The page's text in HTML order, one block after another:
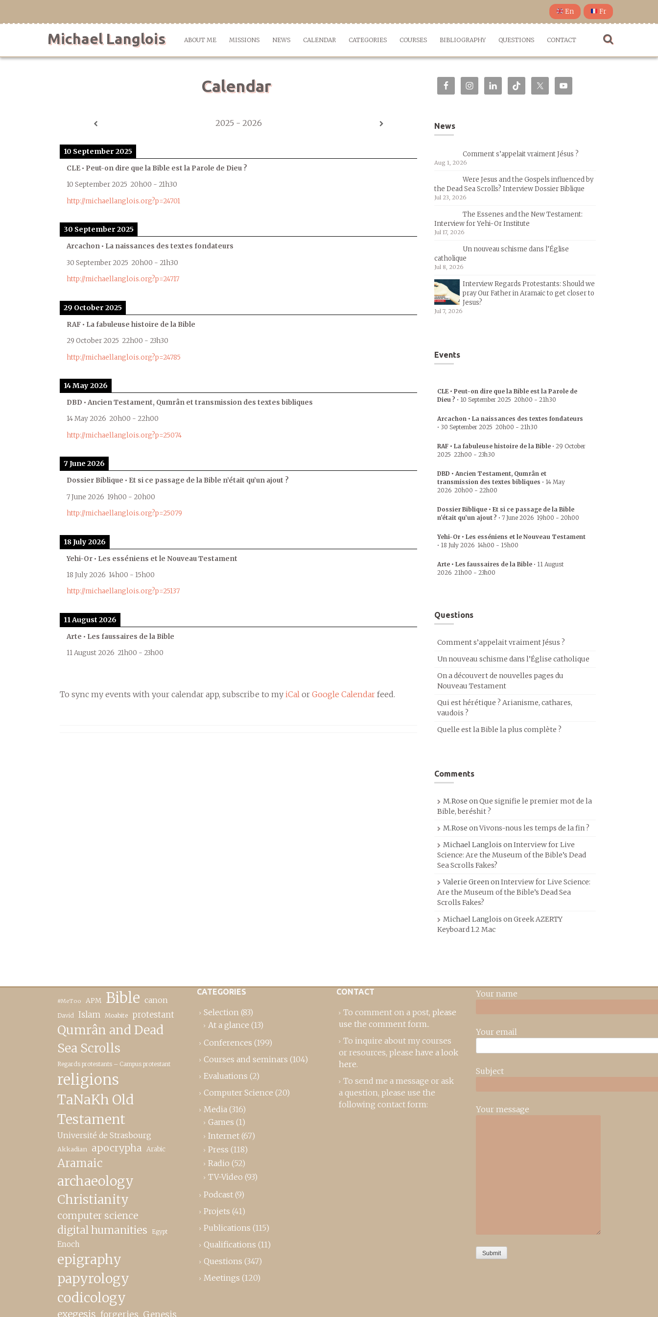
En Fr
Michael Langlois ABOUT ME MISSIONS NEWS CALENDAR CATEGORIES COURSES BIBLIOGRAPHY QUESTIONS CONTACT
Calendar
2025 - 2026
10 September 2025
CLE • Peut-on dire que la Bible est la Parole de Dieu ?
10 September 2025 20h00 - 21h30
http://michaellanglois.org?p=24701
30 September 2025
Arcachon • La naissances des textes fondateurs
30 September 2025 20h00 - 21h30
http://michaellanglois.org?p=24717
29 October 2025
RAF • La fabuleuse histoire de la Bible
29 October 2025 22h00 - 23h30
http://michaellanglois.org?p=24785
14 May 2026
DBD • Ancien Testament, Qumrân et transmission des textes bibliques
14 May 2026 20h00 - 22h00
http://michaellanglois.org?p=25074
7 June 2026
Dossier Biblique • Et si ce passage de la Bible n’était qu’un ajout ?
7 June 2026 19h00 - 20h00
http://michaellanglois.org?p=25079
18 July 2026
Yehi-Or • Les esséniens et le Nouveau Testament
18 July 2026 14h00 - 15h00
http://michaellanglois.org?p=25137
11 August 2026
Arte • Les faussaires de la Bible
11 August 2026 21h00 - 23h00
To sync my events with your calendar app, subscribe to my iCal or Google Calendar feed.
News
Comment s’appelait vraiment Jésus ?
Aug 1, 2026
Were Jesus and the Gospels influenced by
the Dead Sea Scrolls? Interview Dossier Biblique
Jul 23, 2026
The Essenes and the New Testament:
Interview for Yehi-Or Institute
Jul 17, 2026
Un nouveau schisme dans l’Église
catholique
Jul 8, 2026
Interview Regards Protestants: Should we
pray Our Father in Aramaic to get closer to
Jesus?
Jul 7, 2026
Events
CLE • Peut-on dire que la Bible est la Parole de
Dieu ? • 10 September 2025 20h00 - 21h30
Arcachon • La naissances des textes fondateurs
• 30 September 2025 20h00 - 21h30
RAF • La fabuleuse histoire de la Bible • 29 October
2025 22h00 - 23h30
DBD • Ancien Testament, Qumrân et
transmission des textes bibliques • 14 May
2026 20h00 - 22h00
Dossier Biblique • Et si ce passage de la Bible
n’était qu’un ajout ? • 7 June 2026 19h00 - 20h00
Yehi-Or • Les esséniens et le Nouveau Testament
• 18 July 2026 14h00 - 15h00
Arte • Les faussaires de la Bible • 11 August
2026 21h00 - 23h00
Questions
Comment s’appelait vraiment Jésus ?
Un nouveau schisme dans l’Église catholique
On a découvert de nouvelles pages du
Nouveau Testament
Qui est hérétique ? Arianisme, cathares,
vaudois ?
Quelle est la Bible la plus complète ?
Comments
M.Rose onQue signifie le premier mot de la
Bible, beréshit ?
M.Rose onVivons-nous les temps de la fin ?
Michael Langlois onInterview for Live
Science: Are the Museum of the Bible’s Dead
Sea Scrolls Fakes?
Valerie GreenonInterview for Live Science:
Are the Museum of the Bible’s Dead Sea
Scrolls Fakes?
Michael Langlois onGreek AZERTY
Keyboard 1.2 Mac
#MeToo APM Bible canon
David Islam Moabite protestant
Qumrân and Dead
Sea Scrolls
Regards protestants – Campus protestant
religions
TaNaKh Old
Testament
Université de Strasbourg
Akkadian apocrypha Arabic
Aramaic
archaeology
Christianity
computer science
digital humanities Egypt
Enoch
epigraphy
papyrology
codicology
exegesis forgeries Genesis
CATEGORIES
Selection (83)
At a glance (13)
Conferences (199)
Courses and seminars (104)
Evaluations (2)
Computer Science (20)
Media (316)
Games (1)
Internet (67)
Press (118)
Radio (52)
TV-Video (93)
Podcast (9)
Projets (41)
Publications (115)
Qualifications (11)
Questions (347)
Meetings (120)
CONTACT
To comment on a post, please
use the comment form..
To inquire about my courses
or resources, please have a look
here.
To send me a message or ask
a question, please use the
following contact form:
Your name
Your email
Subject
Your message